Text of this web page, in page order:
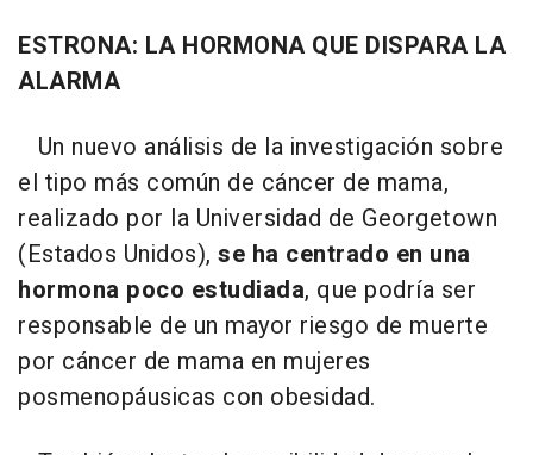
ESTRONA: LA HORMONA QUE DISPARA LA
ALARMA
Un nuevo análisis de la investigación sobre
el tipo más común de cáncer de mama,
realizado por la Universidad de Georgetown
(Estados Unidos), se ha centrado en una
hormona poco estudiada, que podría ser
responsable de un mayor riesgo de muerte
por cáncer de mama en mujeres
posmenopáusicas con obesidad.